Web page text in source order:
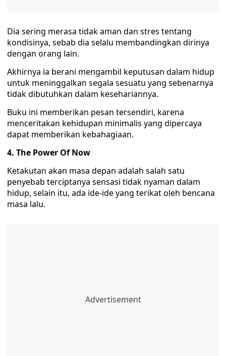
Dia sering merasa tidak aman dan stres tentang
kondisinya, sebab dia selalu membandingkan dirinya
dengan orang lain.
Akhirnya ia berani mengambil keputusan dalam hidup
untuk meninggalkan segala sesuatu yang sebenarnya
tidak dibutuhkan dalam kesehariannya.
Buku ini memberikan pesan tersendiri, karena
menceritakan kehidupan minimalis yang dipercaya
dapat memberikan kebahagiaan.
4. The Power Of Now
Ketakutan akan masa depan adalah salah satu
penyebab terciptanya sensasi tidak nyaman dalam
hidup, selain itu, ada ide-ide yang terikat oleh bencana
masa lalu.